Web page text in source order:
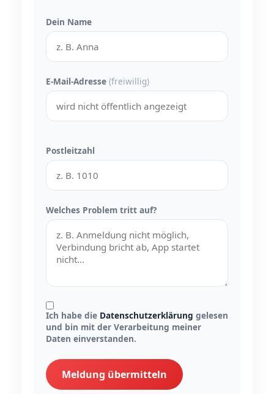
Dein Name
E-Mail-Adresse (freiwillig)
Postleitzahl
Welches Problem tritt auf?
Ich habe die Datenschutzerklärung gelesen
und bin mit der Verarbeitung meiner
Daten einverstanden.
Meldung übermitteln